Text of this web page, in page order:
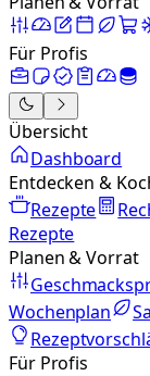
Für Profis
Übersicht
Dashboard
Entdecken &
Rezepte
Rezepte
Planen & Vorrat
Wochenplan
Für Profis